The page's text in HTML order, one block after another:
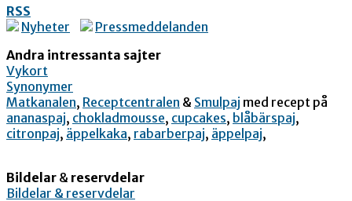
RSS
Nyheter
Pressmeddelanden
Andra intressanta sajter
Vykort
Synonymer
Matkanalen, Receptcentralen & Smulpaj med recept på
ananaspaj, chokladmousse, cupcakes, blåbärspaj,
citronpaj, äppelkaka, rabarberpaj, äppelpaj,
Bildelar & reservdelar
Bildelar & reservdelar